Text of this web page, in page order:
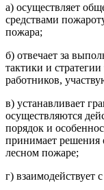
а) осуществляет
средствами
пожара;
б) отвечает за
тактики и
работников,
в) устанавливает
осуществляются
порядок и
принимает решения
лесном пожаре;
г)